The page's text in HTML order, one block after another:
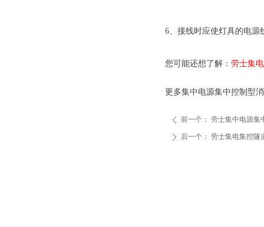
ꄴ 前一个： 劳士集中电源集
ꄲ 后一个： 劳士集电集控隧
6、接线时应使灯具的电源
您可能还想了解： 劳士集
更多集中电源集中控制型